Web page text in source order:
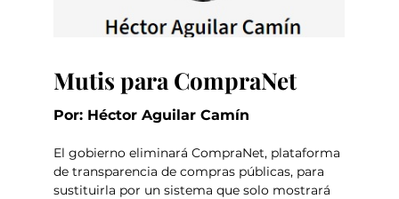
Mutis para CompraNet
Por: Héctor Aguilar Camín
El gobierno eliminará CompraNet, plataforma
de transparencia de compras públicas, para
sustituirla por un sistema que solo mostrará